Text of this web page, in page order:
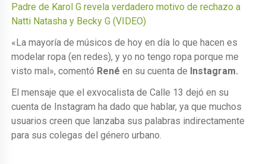
Padre de Karol G revela verdadero motivo de rechazo a
Natti Natasha y Becky G (VIDEO)
«La mayoría de músicos de hoy en día lo que hacen es
modelar ropa (en redes), y yo no tengo ropa porque me
visto mal», comentó René en su cuenta de Instagram.
El mensaje que el exvocalista de Calle 13 dejó en su
cuenta de Instagram ha dado que hablar, ya que muchos
usuarios creen que lanzaba sus palabras indirectamente
para sus colegas del género urbano.